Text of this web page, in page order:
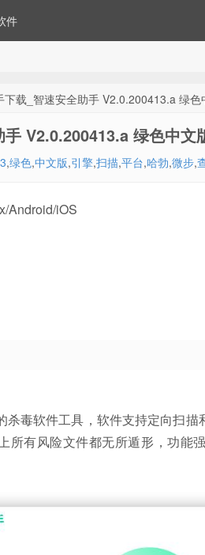
件
下载_智速安全助手 V2.0.200413.a 绿
V2.0.200413.a 绿色中文
,绿色,中文版,引擎,扫描,平台,哈勃,微步,
Android/iOS
毒软件工具，软件支持定向扫描
所有风险文件都无所遁形，功能